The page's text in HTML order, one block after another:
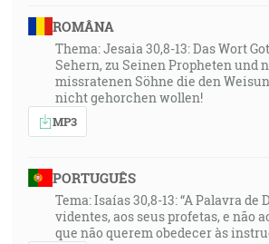
18:04
A potom, keď sa naraňajkovali,
Šimonovi Petrovi: Šimone
ako títo? A on mu povedal: Áno,
mám rád. A Ježiš mu povedal: Pas
miluješ? On mu povedal: Áno,
rád. Nato mu povedal Ježiš: Pas
ovečky! Povedal mu po tretie:
ROMÂNA
Thema: Jesaia 30,8-13: Das Wort
Sehern, zu Seinen Propheten und
missratenen Söhne die den
nicht gehorchen wollen!
MP3
PORTUGUÊS
Tema: Isaías 30,8-13: “A Palavra de
videntes, aos seus profetas, e não
que não querem obedecer às